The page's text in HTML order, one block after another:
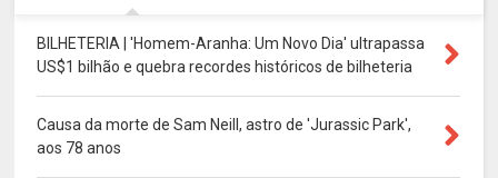
BILHETERIA | 'Homem-Aranha: Um Novo Dia' ultrapassa
US$1 bilhão e quebra recordes históricos de bilheteria
Causa da morte de Sam Neill, astro de 'Jurassic Park',
aos 78 anos